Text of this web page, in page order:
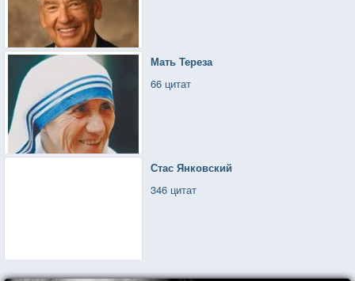
Мать Тереза
66 цитат
Стас Янковский
346 цитат